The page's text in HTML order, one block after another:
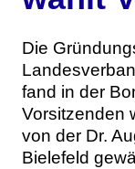
Die
fand in der
Vorsitzenden
von der Dr.
Bielefeld